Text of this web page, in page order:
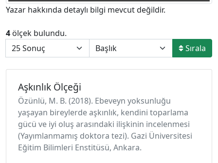
Yazar hakkında detaylı bilgi mevcut değildir.
4 ölçek bulundu.
Sırala
Aşkınlık Ölçeği
Özünlü, M. B. (2018). Ebeveyn yoksunluğu
yaşayan bireylerde aşkınlık, kendini toparlama
gücü ve iyi oluş arasındaki ilişkinin incelenmesi
(Yayımlanmamış doktora tezi). Gazi Üniversitesi
Eğitim Bilimleri Enstitüsü, Ankara.